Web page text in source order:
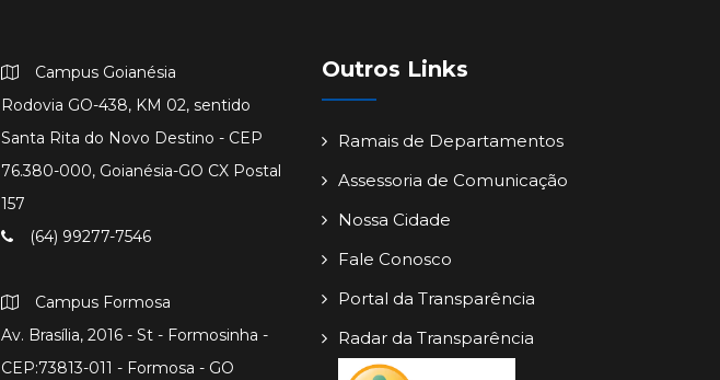
Campus Goianésia
Rodovia GO-438, KM 02, sentido
Santa Rita do Novo Destino - CEP
76.380-000, Goianésia-GO CX Postal
157
(64) 99277-7546
Campus Formosa
Av. Brasília, 2016 - St - Formosinha -
CEP:73813-011 - Formosa - GO
Outros Links
Ramais de Departamentos
Assessoria de Comunicação
Nossa Cidade
Fale Conosco
Portal da Transparência
Radar da Transparência